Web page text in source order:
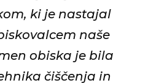
ki je nastajal
naše
obiska je bila
čiščenja in